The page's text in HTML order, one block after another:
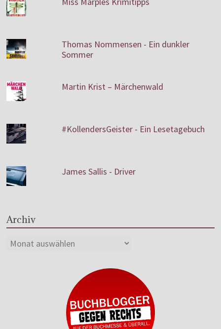
Thomas Nommensen - Ein dunkler
Sommer
Martin Krist – Märchenwald
#KollendersGeister - Ein Lesetagebuch
James Sallis - Driver
Archiv